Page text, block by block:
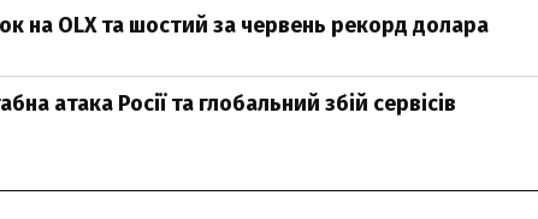
на OLX та шостий за червень рекорд долара
атака Росії та глобальний збій сервісів